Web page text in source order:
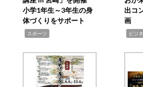
小学1年生～3年生の身
体づくりをサポート
スポーツ
出コ
画
ビジ